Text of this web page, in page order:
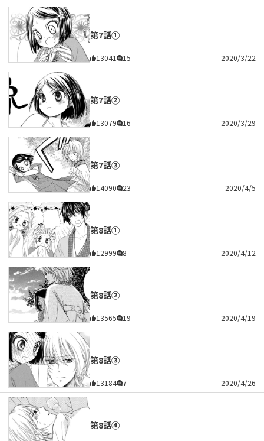
第7話①
13041 15 2020/3/22
第7話②
13079 16 2020/3/29
第7話③
14090 23 2020/4/5
第8話①
12999 8 2020/4/12
第8話②
13565 19 2020/4/19
第8話③
13184 7 2020/4/26
第8話④